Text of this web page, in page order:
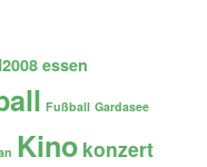
essen
Fußball Gardasee
Kino konzert